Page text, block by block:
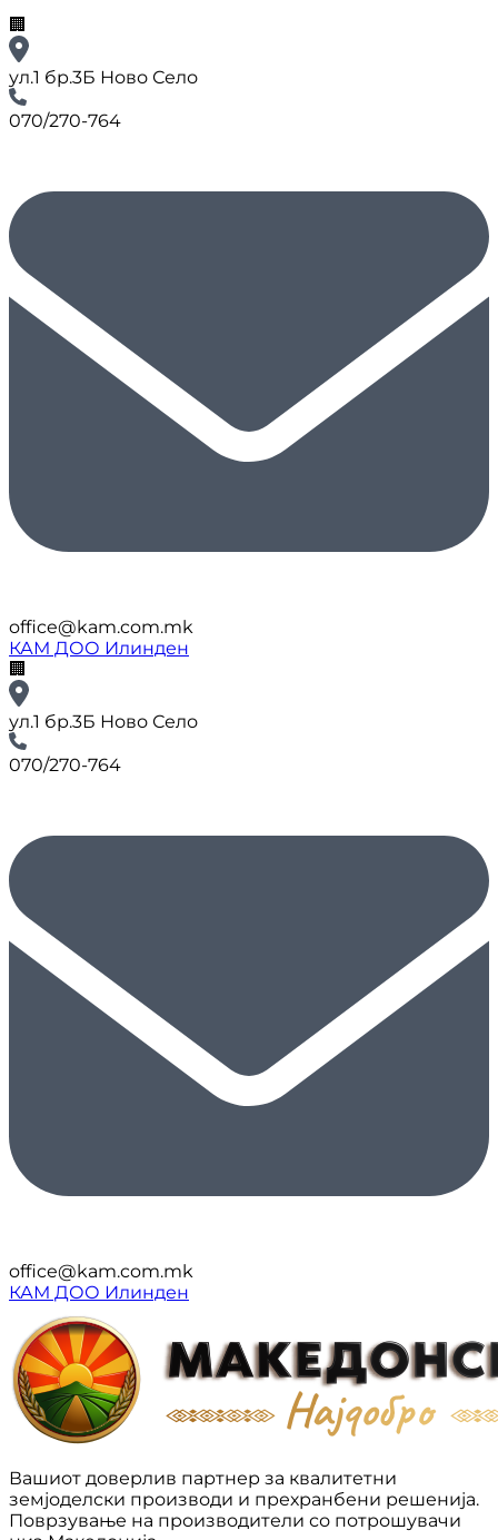
🏢
ул.1 бр.3Б Ново Село
070/270-764
office@kam.com.mk
КАМ ДОО Илинден
🏢
ул.1 бр.3Б Ново Село
070/270-764
office@kam.com.mk
КАМ ДОО Илинден
Вашиот доверлив партнер за квалитетни
земјоделски производи и прехранбени решенија.
Поврзување на производители со потрошувачи